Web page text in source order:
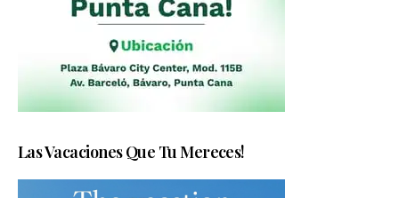
Las Vacaciones Que Tu Mereces!